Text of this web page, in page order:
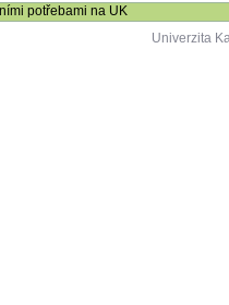
potřebami na UK
Univerzita